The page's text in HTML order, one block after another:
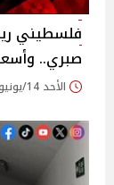
فلسطيني
صبري..
الأحد 14/يونيو/2026 - 11:14 م